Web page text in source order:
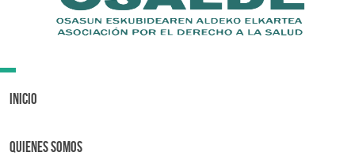
Toggle
Inicio
Quienes Somos